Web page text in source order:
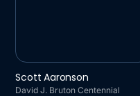
AT AUSTIN
Scott Aaronson
David J. Bruton Centennial